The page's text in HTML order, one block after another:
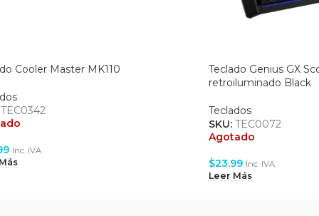
Cooler Master MK110
TEC0342
Inc. IVA
Teclado Genius GX
retroiluminado Black
Teclados
SKU: TEC0072
Agotado
$23.99 Inc. IVA
Leer Más